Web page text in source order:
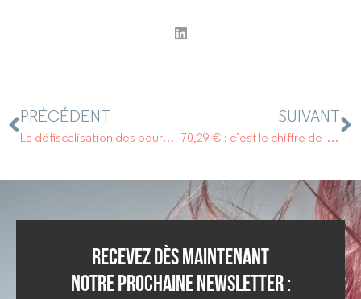
PRÉCÉDENT
La défiscalisation des pourboires prolongée d’un an .
SUIVANT
70,29 € : c’est le chiffre de la semaine du baromètre du CNEC.
Recevez dès maintenant
notre prochaine newsletter :